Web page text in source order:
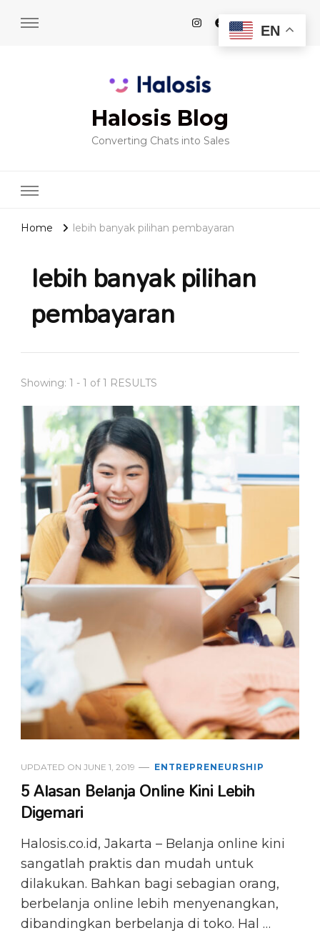
Halosis Blog
Converting Chats into Sales
Home lebih banyak pilihan pembayaran
lebih banyak pilihan
pembayaran
Showing: 1 - 1 of 1 RESULTS
UPDATED ON JUNE 1, 2019 ENTREPRENEURSHIP
5 Alasan Belanja Online Kini Lebih
Digemari
Halosis.co.id, Jakarta – Belanja online kini
sangatlah praktis dan mudah untuk
dilakukan. Bahkan bagi sebagian orang,
berbelanja online lebih menyenangkan,
dibandingkan berbelanja di toko. Hal …
EN